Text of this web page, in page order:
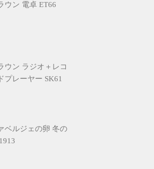
ウン 電卓 ET66
ウン ラジオ＋レコ
プレーヤー SK61
ベルジェの卵 冬の